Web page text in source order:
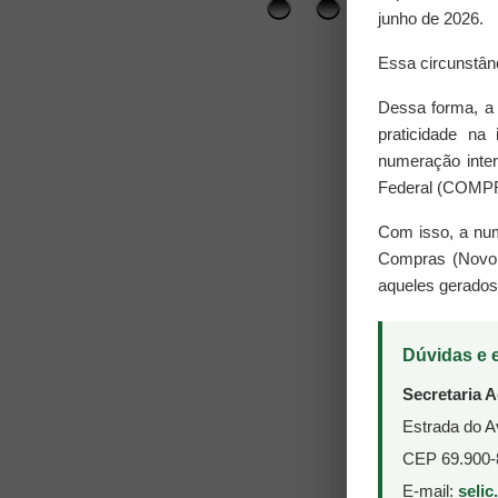
PREGÃO
CIRURGIAS
PREGÃO
CIRURGIAS
SAÚDE DE
CRÔNICA E
AVISO DE
PREGÃO
1°
EXTERNA
1°
4°
PREGÃO
PREGÃO
junho de 2026.
Essa
Dessa forma, a
praticidade na
numeração
Federal
Com isso, a
Compras
aqueles
Dúvidas e
Secretaria
Estrada do
CEP
E-mail: